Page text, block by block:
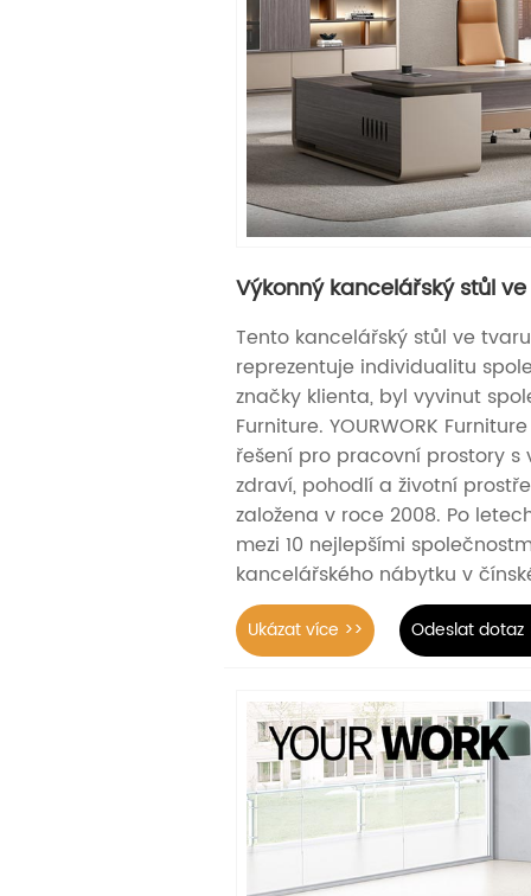
Výkonný kancelářský stůl
Tento kancelářský stůl ve
reprezentuje individualitu
značky klienta, byl vyvinut
Furniture. YOURWORK
řešení pro pracovní prostory s
zdraví, pohodlí a životní
založena v roce 2008. Po
mezi 10 nejlepšími
kancelářského nábytku v
Ukázat více >> Odeslat dotaz